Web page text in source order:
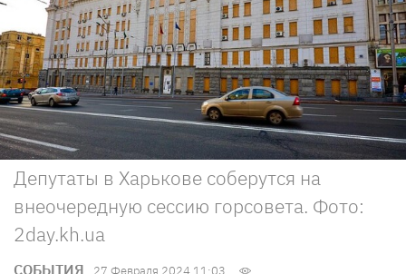
Депутаты в Харькове соберутся на
внеочередную сессию горсовета. Фото:
2day.kh.ua
СОБЫТИЯ 27 Февраля 2024 11:03